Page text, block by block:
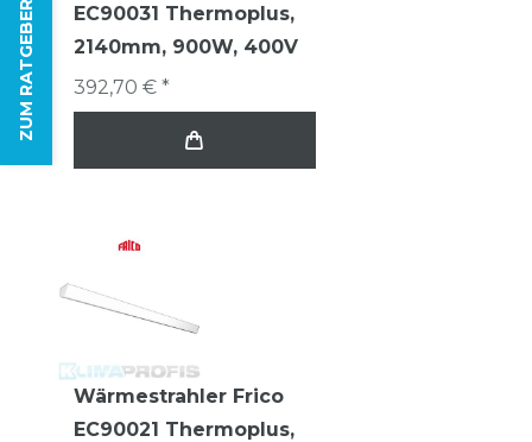
ZUM RATGEBER
EC90031 Thermoplus,
2140mm, 900W, 400V
392,70 € *
Wärmestrahler Frico
EC90021 Thermoplus,